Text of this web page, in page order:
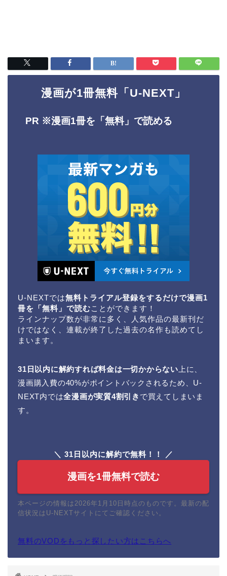
漫画が1冊無料「U-NEXT」
PR ※漫画1冊を「無料」で読める
U-NEXTでは無料トライアル登録をするだけで漫画1
冊を「無料」で読むことができます！
ラインナップ数が非常に多く、人気作品の最新刊だ
けではなく、連載が終了した過去の名作も読めてし
まいます。
31日以内に解約すれば料金は一切かからない 上に、
漫画購入費の40%がポイントバックされるため、U-
NEXT内では全漫画が実質4割引き で買えてしまいま
す。
＼ 31日以内に解約で無料！！ ／
漫画を1冊無料で読む
本ページの情報は2026年1月10日時点のものです。最新の配
信状況はU-NEXTサイトにてご確認ください。
無料のVODをもっと探したい方はこちらへ